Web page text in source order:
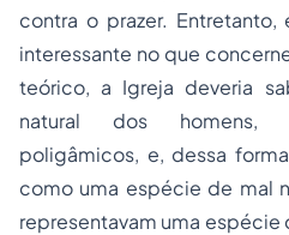
contra o prazer.
interessante no que
teórico, a Igreja deveria
natural dos homens,
poligâmicos, e, dessa
como uma espécie de mal
representavam uma espécie